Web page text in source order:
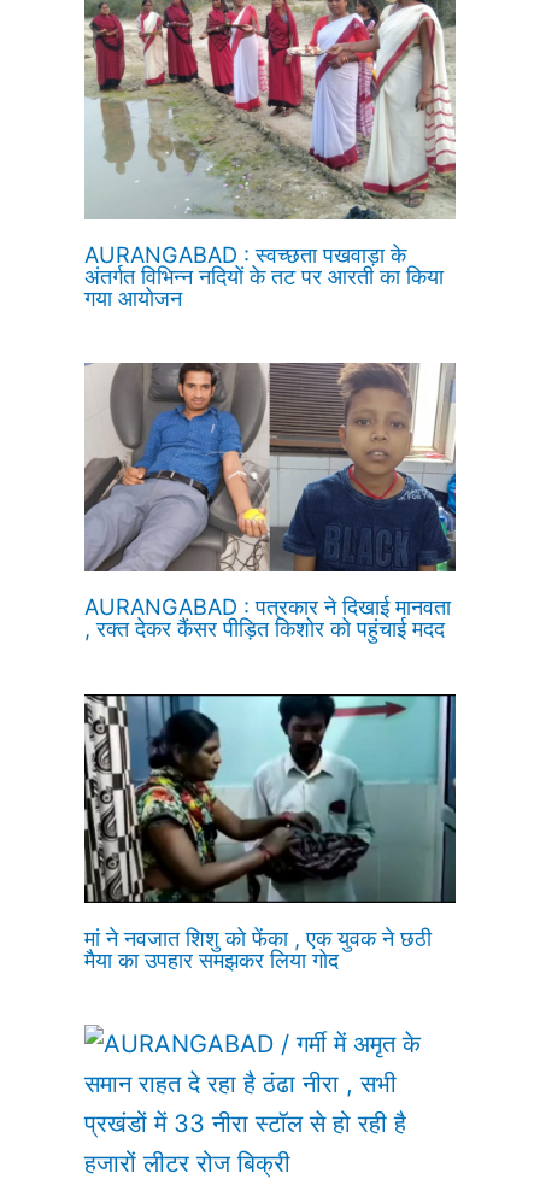
AURANGABAD : स्वच्छता पखवाड़ा के
अंतर्गत विभिन्न नदियों के तट पर आरती का किया
गया आयोजन
AURANGABAD : पत्रकार ने दिखाई मानवता
, रक्त देकर कैंसर पीड़ित किशोर को पहुंचाई मदद
मां ने नवजात शिशु को फेंका , एक युवक ने छठी
मैया का उपहार समझकर लिया गोद